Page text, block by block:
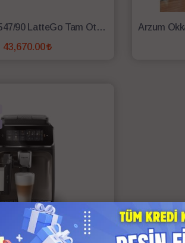
Philips EP5547/90 LatteGo Tam Otomatik Espresso Makinesi
43,670.00